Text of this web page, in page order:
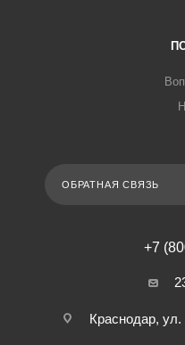
ОБРАТНАЯ СВЯЗЬ
+7
Краснодар,